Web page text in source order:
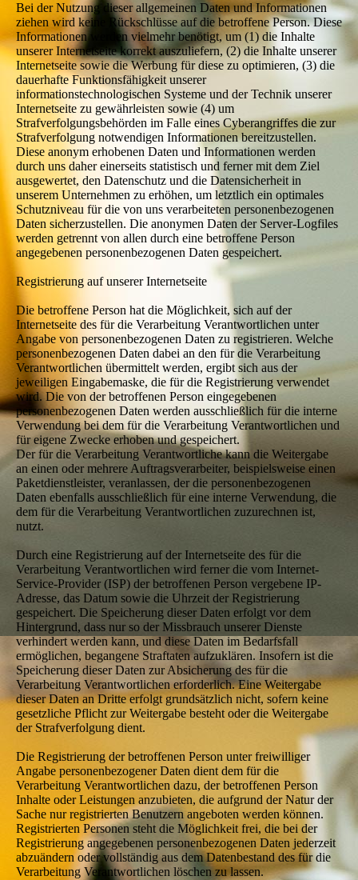
Bei der Nutzung dieser allgemeinen Daten und Informationen
ziehen wird keine Rückschlüsse auf die betroffene Person. Diese
Informationen werden vielmehr benötigt, um (1) die Inhalte
unserer Internetseite korrekt auszuliefern, (2) die Inhalte unserer
Internetseite sowie die Werbung für diese zu optimieren, (3) die
dauerhafte Funktionsfähigkeit unserer
informationstechnologischen Systeme und der Technik unserer
Internetseite zu gewährleisten sowie (4) um
Strafverfolgungsbehörden im Falle eines Cyberangriffes die zur
Strafverfolgung notwendigen Informationen bereitzustellen.
Diese anonym erhobenen Daten und Informationen werden
durch uns daher einerseits statistisch und ferner mit dem Ziel
ausgewertet, den Datenschutz und die Datensicherheit in
unserem Unternehmen zu erhöhen, um letztlich ein optimales
Schutzniveau für die von uns verarbeiteten personenbezogenen
Daten sicherzustellen. Die anonymen Daten der Server-Logfiles
werden getrennt von allen durch eine betroffene Person
angegebenen personenbezogenen Daten gespeichert.
Registrierung auf unserer Internetseite
Die betroffene Person hat die Möglichkeit, sich auf der
Internetseite des für die Verarbeitung Verantwortlichen unter
Angabe von personenbezogenen Daten zu registrieren. Welche
personenbezogenen Daten dabei an den für die Verarbeitung
Verantwortlichen übermittelt werden, ergibt sich aus der
jeweiligen Eingabemaske, die für die Registrierung verwendet
wird. Die von der betroffenen Person eingegebenen
personenbezogenen Daten werden ausschließlich für die interne
Verwendung bei dem für die Verarbeitung Verantwortlichen und
für eigene Zwecke erhoben und gespeichert.
Der für die Verarbeitung Verantwortliche kann die Weitergabe
an einen oder mehrere Auftragsverarbeiter, beispielsweise einen
Paketdienstleister, veranlassen, der die personenbezogenen
Daten ebenfalls ausschließlich für eine interne Verwendung, die
dem für die Verarbeitung Verantwortlichen zuzurechnen ist,
nutzt.
Durch eine Registrierung auf der Internetseite des für die
Verarbeitung Verantwortlichen wird ferner die vom Internet-
Service-Provider (ISP) der betroffenen Person vergebene IP-
Adresse, das Datum sowie die Uhrzeit der Registrierung
gespeichert. Die Speicherung dieser Daten erfolgt vor dem
Hintergrund, dass nur so der Missbrauch unserer Dienste
verhindert werden kann, und diese Daten im Bedarfsfall
ermöglichen, begangene Straftaten aufzuklären. Insofern ist die
Speicherung dieser Daten zur Absicherung des für die
Verarbeitung Verantwortlichen erforderlich. Eine Weitergabe
dieser Daten an Dritte erfolgt grundsätzlich nicht, sofern keine
gesetzliche Pflicht zur Weitergabe besteht oder die Weitergabe
der Strafverfolgung dient.
Die Registrierung der betroffenen Person unter freiwilliger
Angabe personenbezogener Daten dient dem für die
Verarbeitung Verantwortlichen dazu, der betroffenen Person
Inhalte oder Leistungen anzubieten, die aufgrund der Natur der
Sache nur registrierten Benutzern angeboten werden können.
Registrierten Personen steht die Möglichkeit frei, die bei der
Registrierung angegebenen personenbezogenen Daten jederzeit
abzuändern oder vollständig aus dem Datenbestand des für die
Verarbeitung Verantwortlichen löschen zu lassen.